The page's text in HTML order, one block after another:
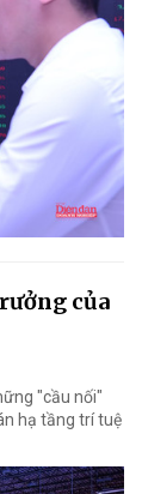
của
"cầu nối"
hạ tầng trí tuệ